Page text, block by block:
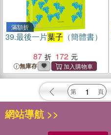
滿額折
39.最後一片葉子 （簡體書）
87
172
無庫存
網站導航 >>